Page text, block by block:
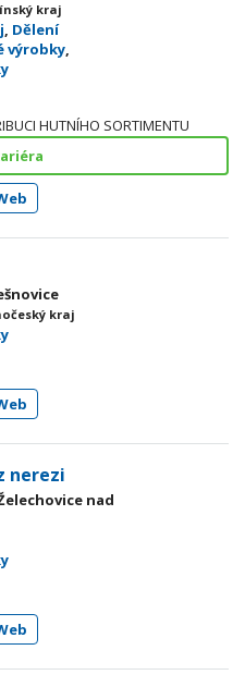
kraj
, Dělení
výrobky,
HUTNÍHO SORTIMENTU
kraj
nerezi
nad